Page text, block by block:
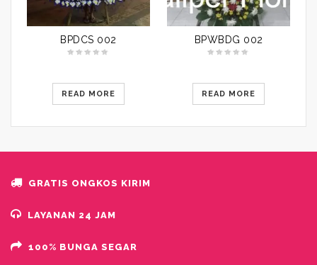
BPDCS 002
READ MORE
BPWBDG 002
READ MORE
GRATIS ONGKOS KIRIM
LAYANAN 24 JAM
100% BUNGA SEGAR